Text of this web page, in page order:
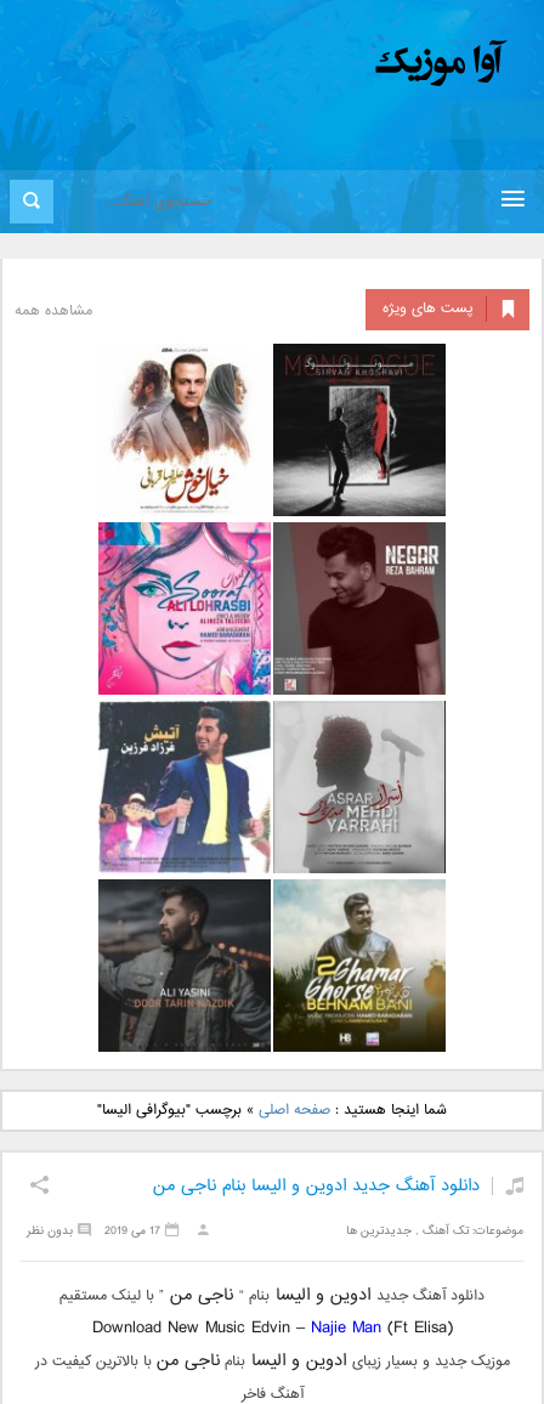
پست های ویژه مشاهده همه
دانلود آلبوم جدید سیروان
خسروی بنام مونولوگ
دانلود آهنگ جدید علیرضا
قربانی بنام خیال خوش
دانلود آهنگ جدید رضا
بهرام بنام نگار
دانلود آهنگ جدید علی
لهراسبی بنام صورت
دانلود آهنگ جدید مهدی
یراحی بنام اسرار
دانلود آهنگ جدید فرزاد
فرزین بنام آتیش
دانلود آهنگ جدید بهنام
بانی بنام قرص قمر 2
دانلود آهنگ جدید علی
یاسینی بنام دورترین نزدیک
شما اینجا هستید :صفحه اصلی »برچسب "بیوگرافی الیسا"
دانلود آهنگ جدید ادوین و الیسا بنام ناجی من
موضوعات:تک آهنگ ,جدیدترین ها بدون نظر 17 می 2019
دانلود آهنگ جدید ادوین و الیسا بنام “ ناجی من ” با لینک مستقیم
Download New Music Edvin – Najie Man(Ft Elisa)
موزیک جدید و بسیار زیبای ادوین و الیسابنامناجی منبا بالاترین کیفیت در
آهنگ فاخر